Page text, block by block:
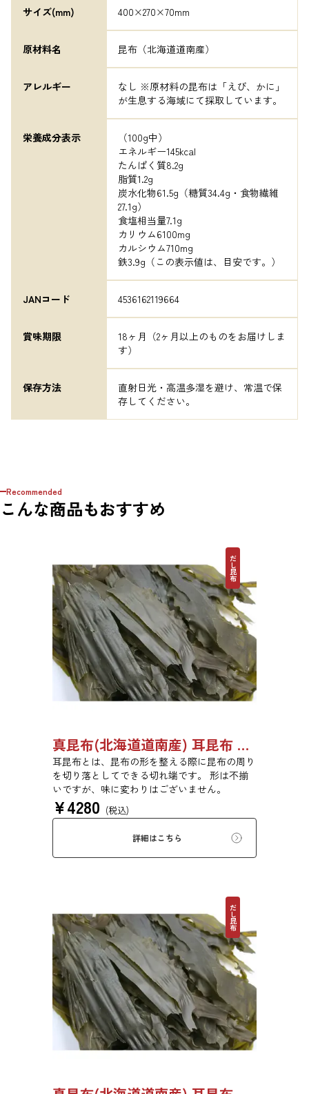
サイズ(mm) 400×270×70mm
原材料名 昆布（北海道道南産）
アレルギー
なし ※原材料の昆布は「えび、かに」
が生息する海域にて採取しています。
栄養成分表示
（100g中）
エネルギー145kcal
たんぱく質8.2g
脂質1.2g
炭水化物61.5g（糖質34.4g・食物繊維
27.1g）
食塩相当量7.1g
カリウム6100mg
カルシウム710mg
鉄3.9g（この表示値は、目安です。）
JANコード 4536162119664
賞味期限
18ヶ月（2ヶ月以上のものをお届けしま
す）
保存方法
直射日光・高温多湿を避け、常温で保
存してください。
Recommended
こんな商品もおすすめ
だし昆布
真昆布(北海道道南産) 耳昆布 漬物用 1kg 【●受注生産品】03070028
耳昆布とは、昆布の形を整える際に昆布の周り
を切り落としてできる切れ端です。 形は不揃
いですが、味に変わりはございません。
¥4280 (税込)
詳細はこちら
だし昆布